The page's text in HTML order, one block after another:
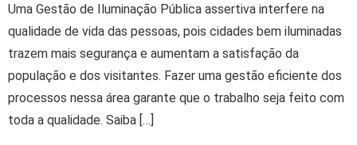
Uma Gestão de Iluminação Pública assertiva interfere na
qualidade de vida das pessoas, pois cidades bem iluminadas
trazem mais segurança e aumentam a satisfação da
população e dos visitantes. Fazer uma gestão eficiente dos
processos nessa área garante que o trabalho seja feito com
toda a qualidade. Saiba […]